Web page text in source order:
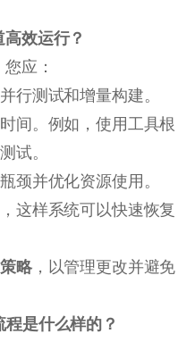
效运行？
应：
行测试和增量构建。
间。例如，使用工具根
试。
颈并优化资源使用。
这样系统可以快速恢复
略，以管理更改并避免
是什么样的？